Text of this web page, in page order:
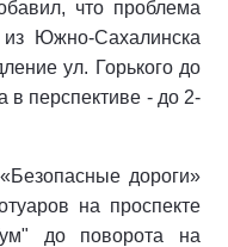
что проблема
Южно-Сахалинска
ул. Горького до
в перспективе - до 2-
дороги»
на проспекте
до поворота на